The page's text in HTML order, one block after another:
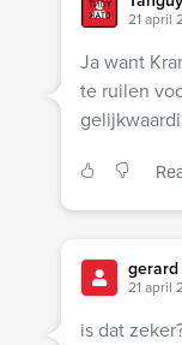
21 april
Ja want
te ruilen
gerard
21 april
is dat